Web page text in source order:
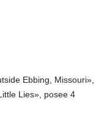
Ebbing, Missouri»,
Lies», posee 4